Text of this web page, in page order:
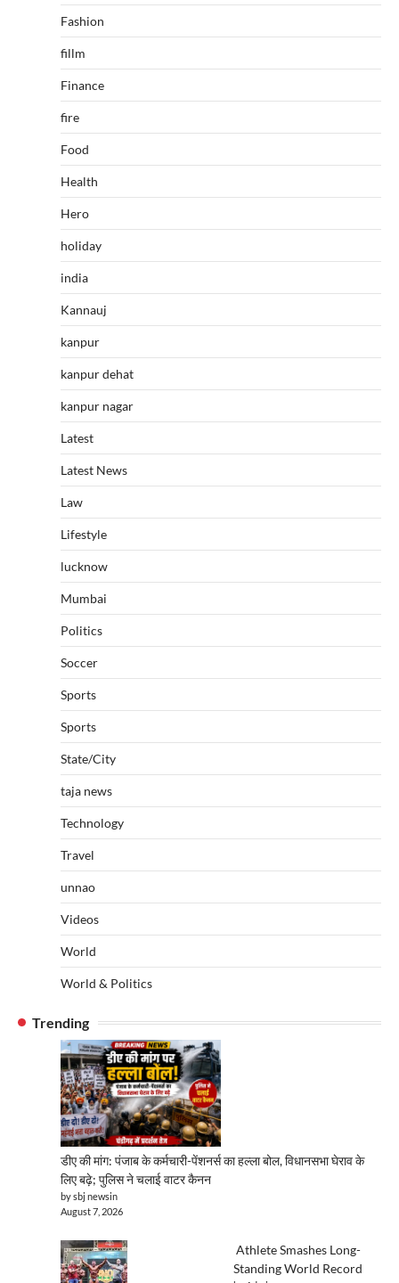
Fashion
fillm
Finance
fire
Food
Health
Hero
holiday
india
Kannauj
kanpur
kanpur dehat
kanpur nagar
Latest
Latest News
Law
Lifestyle
lucknow
Mumbai
Politics
Soccer
Sports
Sports
State/City
taja news
Technology
Travel
unnao
Videos
World
World & Politics
Trending
डीए की मांग: पंजाब के कर्मचारी-पेंशनर्स का हल्ला बोल, विधानसभा घेराव के
लिए बढ़े; पुलिस ने चलाई वाटर कैनन
by sbj newsin
August 7, 2026
Athlete Smashes Long-
Standing World Record